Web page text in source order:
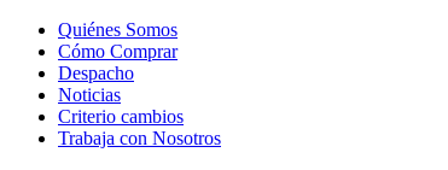
Quiénes Somos
Cómo Comprar
Despacho
Noticias
Criterio cambios
Trabaja con Nosotros